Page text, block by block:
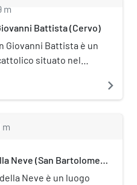
m
Battista (Cervo)
Giovanni Battista è un
situato nel
omonima del
navigate_next
m
Neve (San Bartolomeo
Neve è un luogo